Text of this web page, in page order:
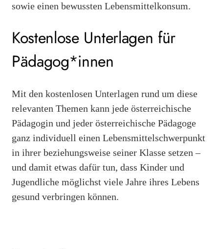
sowie einen bewussten Lebensmittelkonsum.
Kostenlose Unterlagen für
Pädagog*innen
Mit den kostenlosen Unterlagen rund um diese
relevanten Themen kann jede österreichische
Pädagogin und jeder österreichische Pädagoge
ganz individuell einen Lebensmittelschwerpunkt
in ihrer beziehungsweise seiner Klasse setzen –
und damit etwas dafür tun, dass Kinder und
Jugendliche möglichst viele Jahre ihres Lebens
gesund verbringen können.